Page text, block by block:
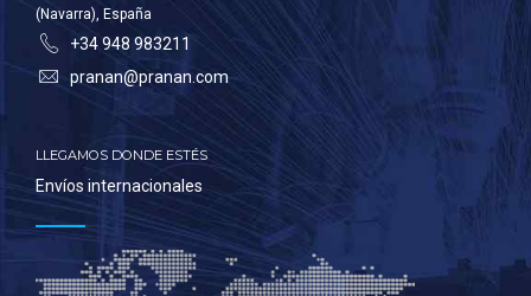
(Navarra), España
+34 948 983211
pranan@pranan.com
LLEGAMOS DONDE ESTÉS
Envíos internacionales